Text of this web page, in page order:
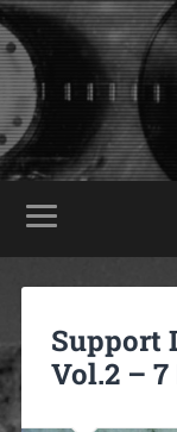
Support
Vol.2 – 7